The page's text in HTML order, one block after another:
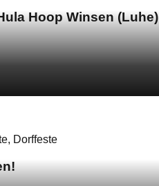
Hoop Winsen (Luhe)
Dorffeste